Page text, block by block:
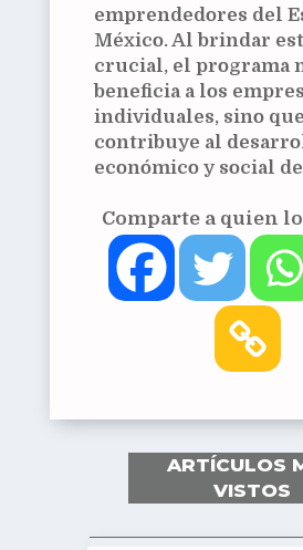
emprendedores del
México. Al brindar
crucial, el programa
beneficia a los
individuales, sino
contribuye al
económico y social
Comparte a quien
ARTÍCULOS
VISTOS